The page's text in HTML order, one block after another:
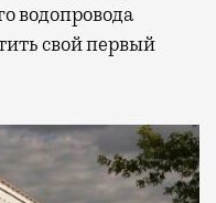
водопровода
свой первый